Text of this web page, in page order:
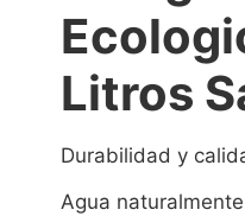
Litros
Durabilidad y
Agua